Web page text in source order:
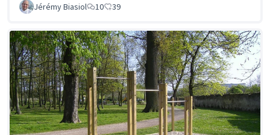
Jérémy Biasiol 10 39